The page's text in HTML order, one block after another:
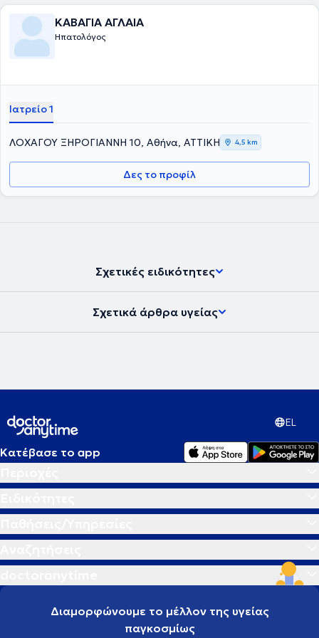
Εταιρίας Μελέτης Ήπατος και της Ελληνικής Ομάδας Μελέτης των
Ιδιοπαθών Φλεγμονωδών Νοσημάτων του Εντέρου. Στο ιατρείο της
διαχειρίζεται περιστατικά όπως : γαστροοισοφαγική παλινδρόμηση
, διερεύνηση αναιμίας, κοιλιακό άλγος, σύνδρομο ευερέθιστου
εντέρου, έλεγχος για ελικοβακτηρίδιο του πυλωρού, λιπώδης
αιμορροΐδες και άλλα. Ταυτόχρονα, προγραμματίζει άμεσα μαζί με
ΚΑΒΑΓΙΑ ΑΓΛΑΙΑ
Ηπατολόγος
Ιατρείο 1
ΛΟΧΑΓΟΥ ΞΗΡΟΓΙΑΝΝΗ 10, Αθήνα, ΑΤΤΙΚΗ 4,5 km
Δες το προφίλ
Σχετικές ειδικότητες
Σχετικά άρθρα υγείας
EL
Κατέβασε το app
Διαμορφώνουμε το μέλλον της υγείας
παγκοσμίως